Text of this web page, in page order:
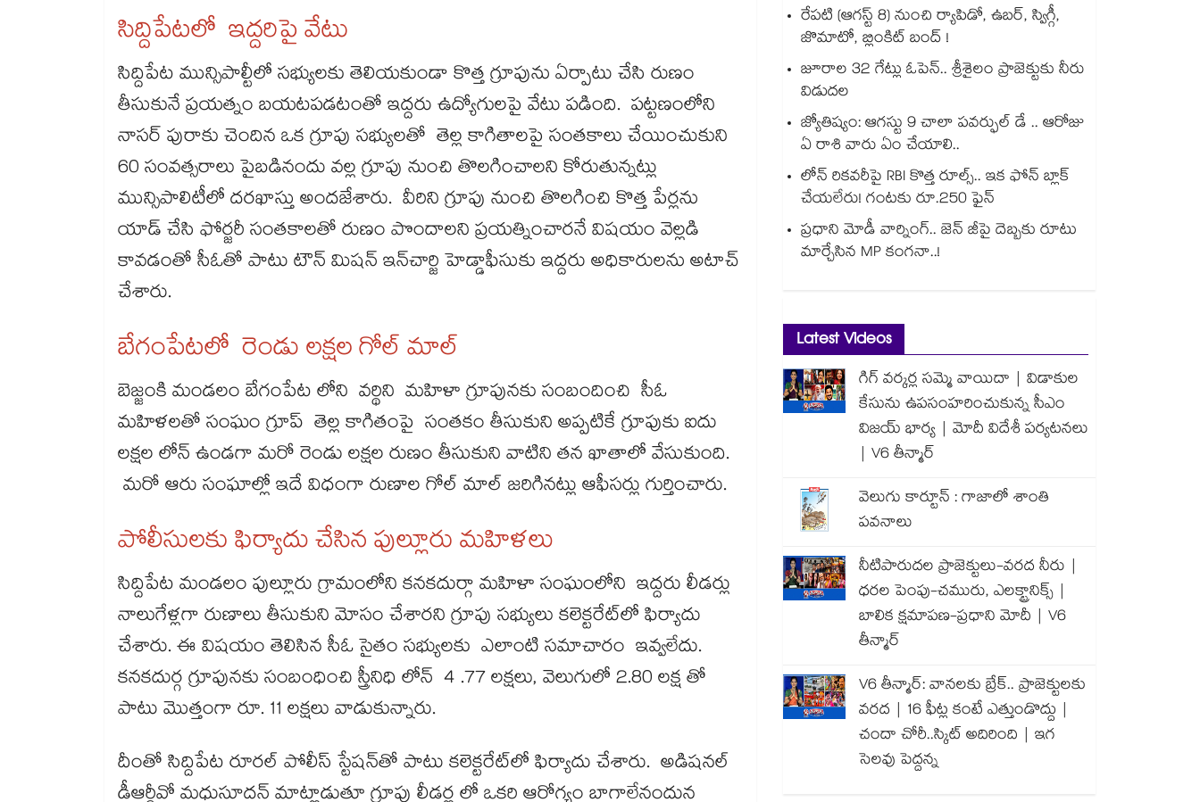
సిద్దిపేటలో ఇద్దరిపై వేటు
సిద్దిపేట మున్సిపాల్టీలో సభ్యులకు తెలియకుండా కొత్త గ్రూపును ఏర్పాటు చేసి రుణం
తీసుకునే ప్రయత్నం బయటపడటంతో ఇద్దరు ఉద్యోగులపై వేటు పడింది. పట్టణంలోని
నాసర్ పురాకు చెందిన ఒక గ్రూపు సభ్యులతో తెల్ల కాగితాలపై సంతకాలు చేయించుకుని
60 సంవత్సరాలు పైబడినందు వల్ల గ్రూపు నుంచి తొలగించాలని కోరుతున్నట్లు
మున్సిపాలిటీలో దరఖాస్తు అందజేశారు. వీరిని గ్రూపు నుంచి తొలగించి కొత్త పేర్లను
యాడ్ చేసి ఫోర్జరీ సంతకాలతో రుణం పొందాలని ప్రయత్నించారనే విషయం వెల్లడి
కావడంతో సీఓతో పాటు టౌన్ మిషన్ ఇన్‌‌‌‌చార్జి హెడ్డాఫీసుకు ఇద్దరు అధికారులను అటాచ్
చేశారు.
బేగంపేటలో రెండు లక్షల గోల్ మాల్
బెజ్జంకి మండలం బేగంపేట లోని వర్థిని మహిళా గ్రూపునకు సంబందించి సీఓ
మహిళలతో సంఘం గ్రూప్ తెల్ల కాగితంపై సంతకం తీసుకుని అప్పటికే గ్రూపుకు ఐదు
లక్షల లోన్ ఉండగా మరో రెండు లక్షల రుణం తీసుకుని వాటిని తన ఖాతాలో వేసుకుంది.
మరో ఆరు సంఘాల్లో ఇదే విధంగా రుణాల గోల్ మాల్ జరిగినట్లు ఆఫీసర్లు గుర్తించారు.
పోలీసులకు ఫిర్యాదు చేసిన పుల్లూరు మహిళలు
సిద్దిపేట మండలం పుల్లూరు గ్రామంలోని కనకదుర్గా మహిళా సంఘంలోని ఇద్దరు లీడర్లు
నాలుగేళ్లగా రుణాలు తీసుకుని మోసం చేశారని గ్రూపు సభ్యులు కలెక్టరేట్‌‌‌‌లో ఫిర్యాదు
చేశారు. ఈ విషయం తెలిసిన సీఓ సైతం సభ్యులకు ఎలాంటి సమాచారం ఇవ్వలేదు.
కనకదుర్గ గ్రూపునకు సంబంధించి స్త్రీనిధి లోన్ 4 .77 లక్షలు, వెలుగులో 2.80 లక్ష తో
పాటు మొత్తంగా రూ. 11 లక్షలు వాడుకున్నారు.
దీంతో సిద్దిపేట రూరల్ పోలీస్ స్టేషన్‌‌‌‌తో పాటు కలెక్టరేట్‌‌‌‌లో ఫిర్యాదు చేశారు. అడిషనల్
రేపటి (ఆగస్ట్ 8) నుంచి ర్యాపిడో, ఉబర్, స్విగ్గీ,
జొమాటో, బ్లింకిట్ బంద్ !
జూరాల 32 గేట్లు ఓపెన్.. శ్రీశైలం ప్రాజెక్టుకు నీరు
విడుదల
జ్యోతిష్యం: ఆగస్టు 9 చాలా పవర్ఫుల్ డే .. ఆరోజు
ఏ రాశి వారు ఏం చేయాలి..
లోన్ రికవరీపై RBI కొత్త రూల్స్.. ఇక ఫోన్ బ్లాక్
చేయలేరు! గంటకు రూ.250 ఫైన్
ప్రధాని మోడీ వార్నింగ్.. జెన్ జీపై దెబ్బకు రూటు
మార్చేసిన MP కంగనా..!
Latest Videos
గిగ్ వర్కర్ల సమ్మె వాయిదా | విడాకుల
కేసును ఉపసంహరించుకున్న సీఎం
విజయ్ భార్య | మోదీ విదేశీ పర్యటనలు
| V6 తీన్మార్
వెలుగు కార్టూన్ : గాజాలో శాంతి
పవనాలు
నీటిపారుదల ప్రాజెక్టులు-వరద నీరు |
ధరల పెంపు-చమురు, ఎలక్ట్రానిక్స్ |
బాలిక క్షమాపణ-ప్రధాని మోదీ | V6
తీన్మార్
V6 తీన్మార్: వానలకు బ్రేక్.. ప్రాజెక్టులకు
వరద | 16 ఫీట్ల కంటే ఎత్తుండొద్దు |
చందా చోరీ..స్కిట్ అదిరింది | ఇగ
సెలవు పెద్దన్న